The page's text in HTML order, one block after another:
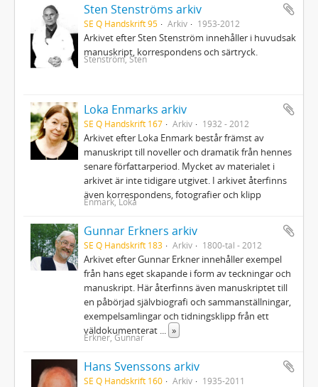
Sten Stenströms arkiv
SE Q Handskrift 95 Arkiv 1953-2012
Arkivet efter Sten Stenström innehåller i huvudsak
manuskript, korrespondens och särtryck.
Stenström, Sten
Loka Enmarks arkiv
SE Q Handskrift 167 Arkiv 1932 - 2012
Arkivet efter Loka Enmark består främst av
manuskript till noveller och dramatik från hennes
senare författarperiod. Mycket av materialet i
arkivet är inte tidigare utgivet. I arkivet återfinns
även korrespondens, fotografier och klipp
Enmark, Loka
Gunnar Erkners arkiv
SE Q Handskrift 183 Arkiv 1800-tal - 2012
Arkivet efter Gunnar Erkner innehåller exempel
från hans eget skapande i form av teckningar och
manuskript. Här återfinns även manuskriptet till
en påbörjad självbiografi och sammanställningar,
exempelsamlingar och tidningsklipp från ett
väldokumenterat
»
Erkner, Gunnar
Hans Svenssons arkiv
SE Q Handskrift 160 Arkiv 1935-2011